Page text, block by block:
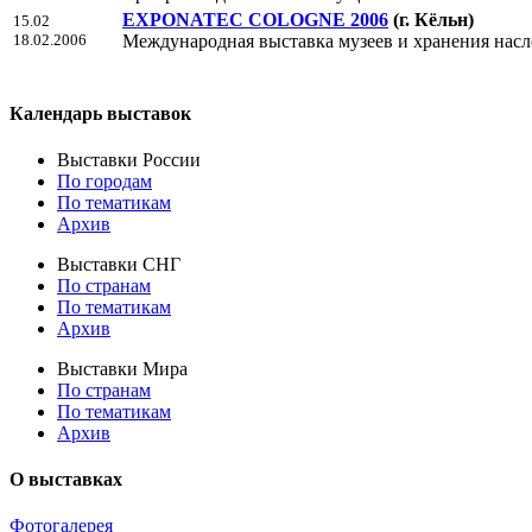
15.02
18.02.2006
EXPONATEC COLOGNE 2006 (г. Кёльн)
Международная выставка музеев и хранения
Календарь выставок
Выставки России
По городам
По тематикам
Архив
Выставки СНГ
По странам
По тематикам
Архив
Выставки Мира
По странам
По тематикам
Архив
О выставках
Фотогалерея